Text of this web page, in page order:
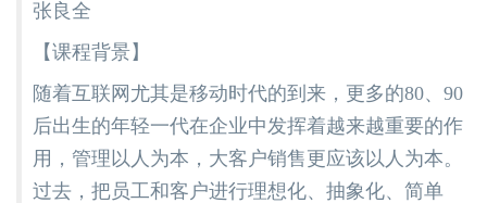
张良全
【课程背景】
随着互联网尤其是移动时代的到来，更多的80、90
后出生的年轻一代在企业中发挥着越来越重要的作
用，管理以人为本，大客户销售更应该以人为本。
过去，把员工和客户进行理想化、抽象化、简单